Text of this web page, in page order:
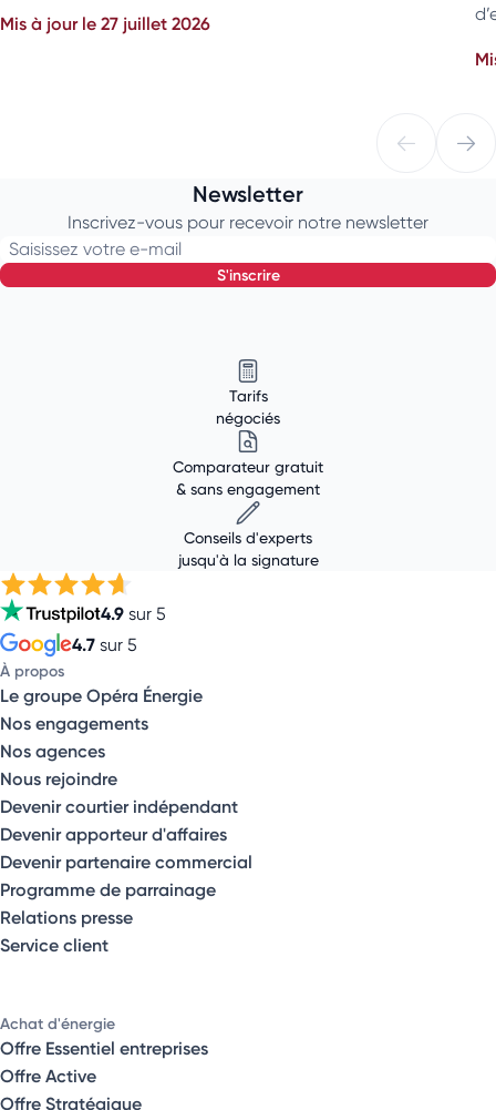
Mis à jour le 27 juillet 2026
Newsletter
Inscrivez-vous pour recevoir notre newsletter
Saisissez votre e-mail
s'inscrire
Tarifs
négociés
Comparateur gratuit
& sans engagement
Conseils d'experts
jusqu'à la signature
4.9 sur 5
4.7 sur 5
À propos
Le groupe Opéra Énergie
Nos engagements
Nos agences
Nous rejoindre
Devenir courtier indépendant
Devenir apporteur d'affaires
Devenir partenaire commercial
Programme de parrainage
Relations presse
Service client
Achat d'énergie
Offre Essentiel entreprises
Offre Active
Offre Stratégique